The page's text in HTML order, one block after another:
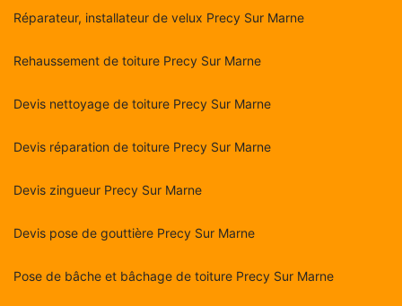
Réparateur, installateur de velux Precy Sur Marne
Rehaussement de toiture Precy Sur Marne
Devis nettoyage de toiture Precy Sur Marne
Devis réparation de toiture Precy Sur Marne
Devis zingueur Precy Sur Marne
Devis pose de gouttière Precy Sur Marne
Pose de bâche et bâchage de toiture Precy Sur Marne